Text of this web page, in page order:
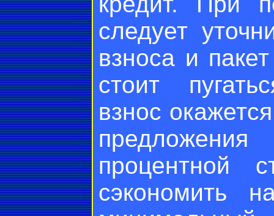
следует
взноса и
стоит
взнос
процентной
сэкономить